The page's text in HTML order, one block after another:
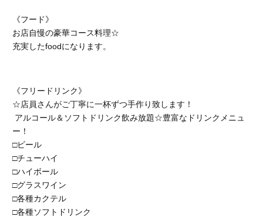
《フード》
お店自慢の豪華コース料理☆
充実したfoodになります。
《フリードリンク》
☆店員さんがご丁寧に一杯ずつ手作り致します！
アルコール＆ソフトドリンク飲み放題☆豊富なドリンクメニュ
ー！
□ビール
□チューハイ
□ハイボール
□グラスワイン
□各種カクテル
□各種ソフトドリンク